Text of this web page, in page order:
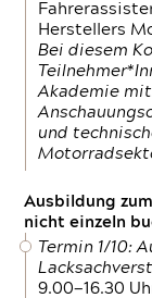
Herstellers
Bei diesem
Akademie
und
Ausbildung
nicht einzeln
Termin 1/10:
9.00—16.30